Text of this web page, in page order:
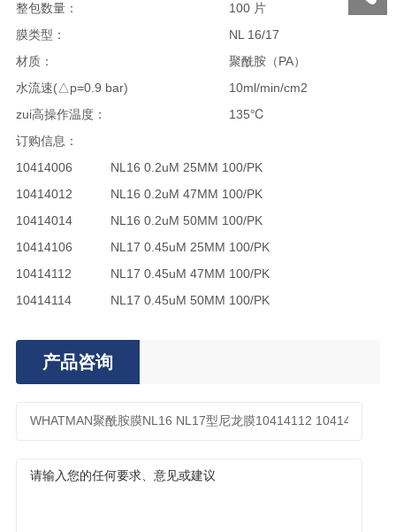
整包数量：
100 片
膜类型：
NL 16/17
材质：
聚酰胺（PA）
水流速(△p=0.9 bar)
10ml/min/cm2
zui高操作温度：
135℃
订购信息：
10414006
NL16 0.2uM 25MM 100/PK
10414012
NL16 0.2uM 47MM 100/PK
10414014
NL16 0.2uM 50MM 100/PK
10414106
NL17 0.45uM 25MM 100/PK
10414112
NL17 0.45uM 47MM 100/PK
10414114
NL17 0.45uM 50MM 100/PK
产品咨询